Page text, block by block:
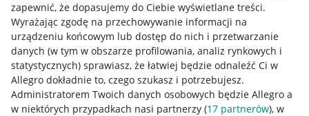
zapewnić, że dopasujemy do Ciebie wyświetlane treści.
Wyrażając zgodę na przechowywanie informacji na
urządzeniu końcowym lub dostęp do nich i przetwarzanie
danych (w tym w obszarze profilowania, analiz rynkowych i
statystycznych) sprawiasz, że łatwiej będzie odnaleźć Ci w
Allegro dokładnie to, czego szukasz i potrzebujesz.
Administratorem Twoich danych osobowych będzie Allegro a
w niektórych przypadkach nasi partnerzy (17 partnerów), w